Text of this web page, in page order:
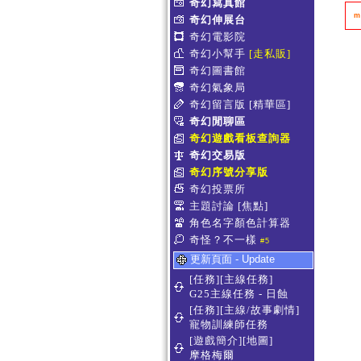
奇幻寫真館
奇幻伸展台
奇幻電影院
奇幻小幫手 [走私販]
奇幻圖書館
奇幻氣象局
奇幻留言版 [精華區]
奇幻閒聊區
奇幻遊戲看板查詢器
奇幻交易版
奇幻序號分享版
奇幻投票所
主題討論 [焦點]
角色名字顏色計算器
奇怪？不一樣 #5
更新頁面 - Update
[任務][主線任務]
G25主線任務 - 日蝕
[任務][主線/故事劇情]
寵物訓練師任務
[遊戲簡介][地圖]
摩格梅爾